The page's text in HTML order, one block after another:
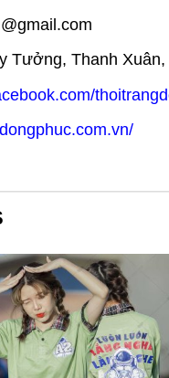
Tưởng, Thanh Xuân,